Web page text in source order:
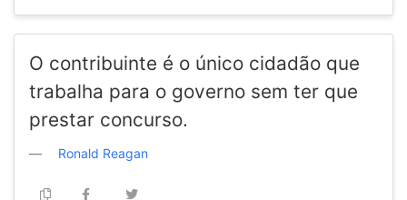
O contribuinte é o único cidadão que
trabalha para o governo sem ter que
prestar concurso.
Ronald Reagan